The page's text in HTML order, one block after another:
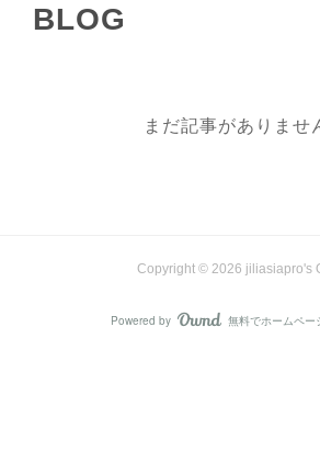
BLOG
まだ記事がありませ
Copyright © 2026 jiliasiapro's
Powered by AmebaOwnd
無料でホームペー